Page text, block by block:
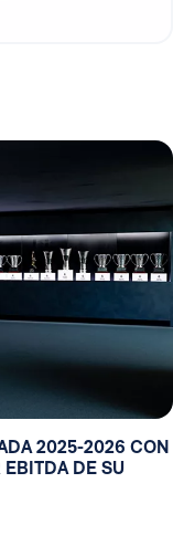
2025-2026 CON
EBITDA DE SU